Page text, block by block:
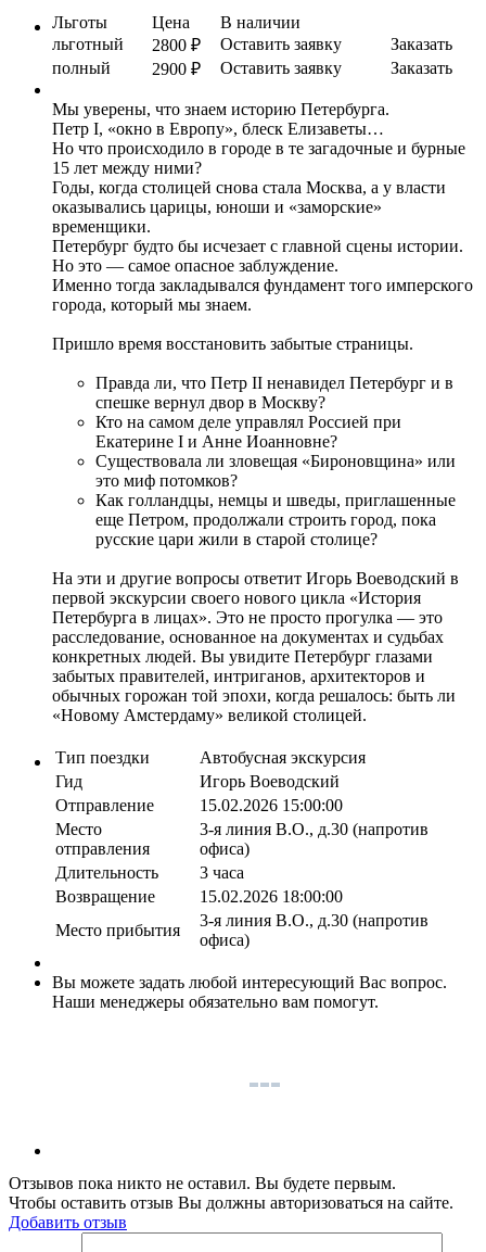
Льготы
Цена
В наличии
льготный
2800 ₽ Оставить заявку
Заказать
полный
2900 ₽ Оставить заявку Заказать
Мы уверены, что знаем историю Петербурга.
Петр I, «окно в Европу», блеск Елизаветы…
Но что происходило в городе в те загадочные и бурные
15 лет между ними?
Годы, когда столицей снова стала Москва, а у власти
оказывались царицы, юноши и «заморские»
временщики.
Петербург будто бы исчезает с главной сцены истории.
Но это — самое опасное заблуждение.
Именно тогда закладывался фундамент того имперского
города, который мы знаем.
Пришло время восстановить забытые страницы.
Правда ли, что Петр II ненавидел Петербург и в
спешке вернул двор в Москву?
Кто на самом деле управлял Россией при
Екатерине I и Анне Иоанновне?
Существовала ли зловещая «Бироновщина» или
это миф потомков?
Как голландцы, немцы и шведы, приглашенные
еще Петром, продолжали строить город, пока
русские цари жили в старой столице?
На эти и другие вопросы ответит Игорь Воеводский в
первой экскурсии своего нового цикла «История
Петербурга в лицах». Это не просто прогулка — это
расследование, основанное на документах и судьбах
конкретных людей. Вы увидите Петербург глазами
забытых правителей, интриганов, архитекторов и
обычных горожан той эпохи, когда решалось: быть ли
«Новому Амстердаму» великой столицей.
Тип поездки
Автобусная экскурсия
Гид
Игорь Воеводский
Отправление
15.02.2026 15:00:00
Место
отправления
3-я линия В.О., д.30 (напротив
офиса)
Длительность
3 часа
Возвращение
15.02.2026 18:00:00
Место прибытия
3-я линия В.О., д.30 (напротив
офиса)
Вы можете задать любой интересующий Вас вопрос.
Наши менеджеры обязательно вам помогут.
Отзывов пока никто не оставил. Вы будете первым.
Чтобы оставить отзыв Вы должны авторизоваться на сайте.
Добавить отзыв